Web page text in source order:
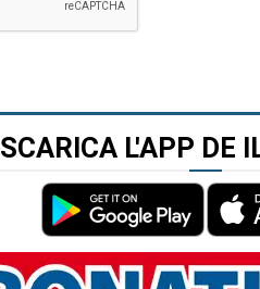
SCARICA L'APP DE